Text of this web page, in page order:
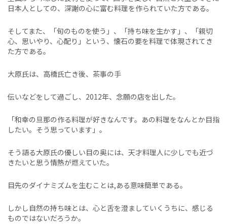
日本人としての、深謝の心に富む料理を作られていた方である。
そしてまた、「旬のものを使う」、「持ち味を生かす」、「親切
心、思いやり、心配り」という、懐石の要を料理で体現されてき
た方である。
大原氏は、高橋氏亡き後、茶事の手
伝いなどをして過ごし、2012年、念願の店を出した。
「和幸の旦那の作る料理が好きなんです。あの料理をなんとか目指
したい。そう思っています」。
そう語る大原氏の優しい目の奥には、天才料理人に少しでも近づ
きたいと思う情熱が燃えていた。
目先のダイナミズムを生むことは,ある意味簡単である。
しかし自然の持ち味とは、心と舌を澄ましていくうちに、感じる
ものではないだろうか。